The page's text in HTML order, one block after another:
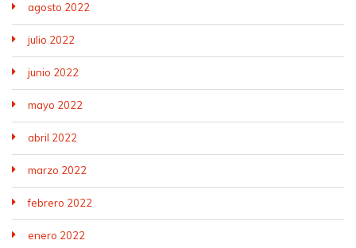
agosto 2022
julio 2022
junio 2022
mayo 2022
abril 2022
marzo 2022
febrero 2022
enero 2022